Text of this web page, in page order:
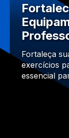
Fortaleça
exercícios
essencial